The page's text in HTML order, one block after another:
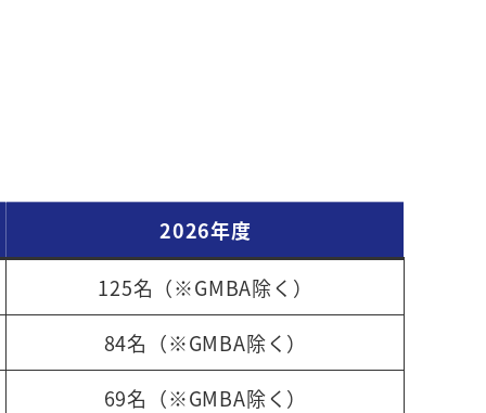
2026年度
125名（※GMBA除く）
84名（※GMBA除く）
69名（※GMBA除く）